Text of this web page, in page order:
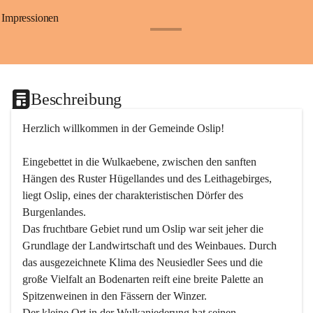
Impressionen
Beschreibung
Herzlich willkommen in der Gemeinde Oslip!
Eingebettet in die Wulkaebene, zwischen den sanften
Hängen des Ruster Hügellandes und des Leithagebirges,
liegt Oslip, eines der charakteristischen Dörfer des
Burgenlandes.
Das fruchtbare Gebiet rund um Oslip war seit jeher die
Grundlage der Landwirtschaft und des Weinbaues. Durch
das ausgezeichnete Klima des Neusiedler Sees und die
große Vielfalt an Bodenarten reift eine breite Palette an
Spitzenweinen in den Fässern der Winzer.